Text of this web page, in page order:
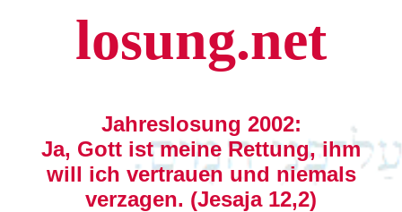
losung.net
Jahreslosung 2002:
Ja, Gott ist meine Rettung, ihm
will ich vertrauen und niemals
verzagen. (Jesaja 12,2)